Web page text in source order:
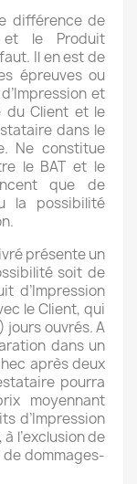
différence de
et le Produit
Il en est de
épreuves ou
et
du Client et le
dans le
Ne constitue
le BAT et le
que de
la possibilité
présente un
soit de
d’Impression
le Client, qui
jours ouvrés. A
dans un
après deux
pourra
moyennant
d’Impression
l’exclusion de
dommages-